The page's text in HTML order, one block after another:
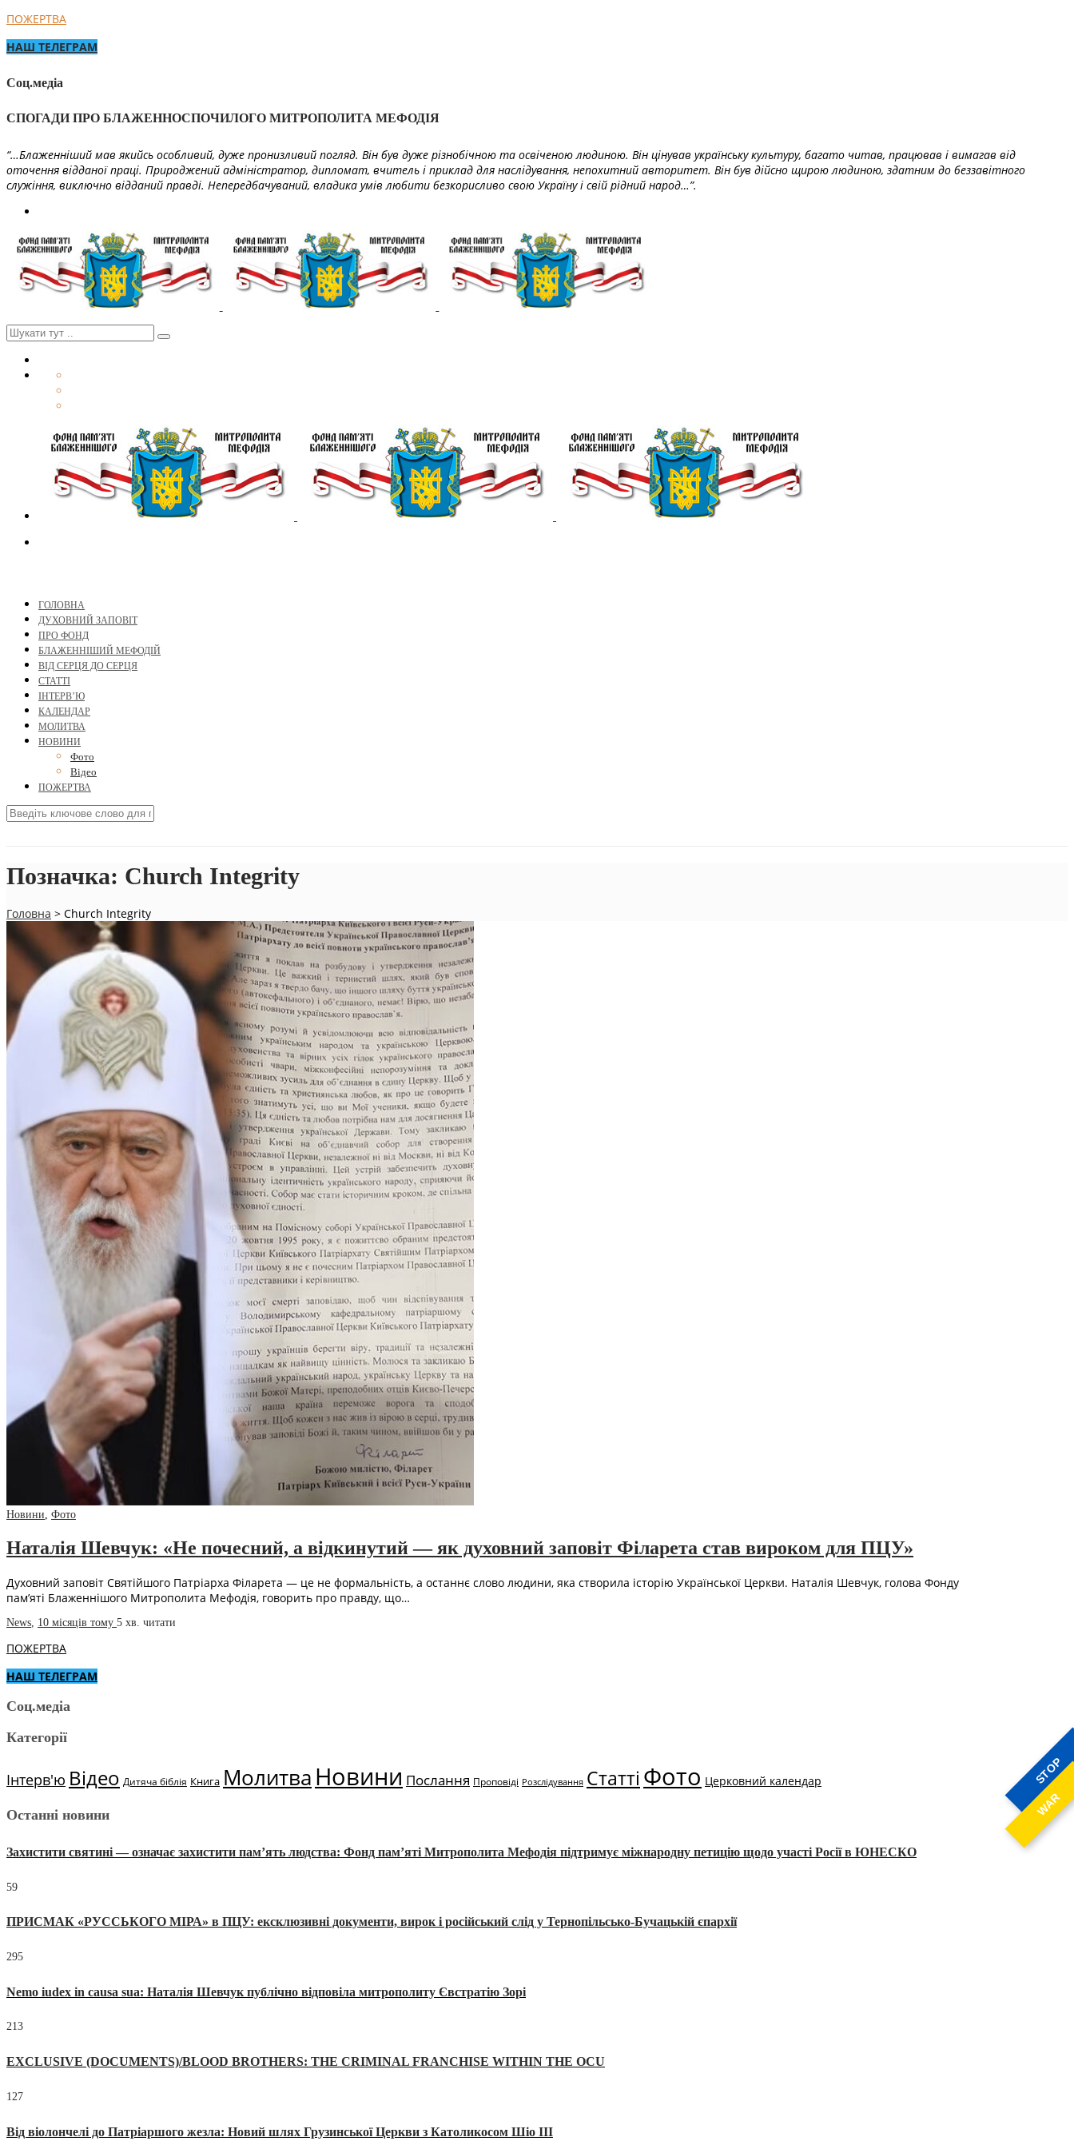
STOP
WAR
ПОЖЕРТВА
НАШ ТЕЛЕГРАМ
Соц.медіа
СПОГАДИ ПРО БЛАЖЕННОСПОЧИЛОГО МИТРОПОЛИТА МЕФОДІЯ
“…Блаженніший мав якийсь особливий, дуже пронизливий погляд. Він був дуже різнобічною та освіченою людиною. Він цінував українську культуру, багато читав, працював і вимагав від
оточення відданої праці. Природжений адміністратор, дипломат, вчитель і приклад для наслідування, непохитний авторитет. Він був дійсно щирою людиною, здатним до беззавітного
служіння, виключно відданий правді. Непередбачуваний, владика умів любити безкорисливо свою Україну і свій рідний народ…”.
ГОЛОВНА
ДУХОВНИЙ ЗАПОВІТ
ПРО ФОНД
БЛАЖЕННІШИЙ МЕФОДІЙ
ВІД СЕРЦЯ ДО СЕРЦЯ
СТАТТІ
ІНТЕРВ’Ю
КАЛЕНДАР
МОЛИТВА
НОВИНИ
Фото
Відео
ПОЖЕРТВА
Позначка: Church Integrity
Головна > Church Integrity
Новини, Фото
Наталія Шевчук: «Не почесний, а відкинутий — як духовний заповіт Філарета став вироком для ПЦУ»
Духовний заповіт Святійшого Патріарха Філарета — це не формальність, а останнє слово людини, яка створила історію Української Церкви. Наталія Шевчук, голова Фонду
пам’яті Блаженнішого Митрополита Мефодія, говорить про правду, що…
News, 10 місяців тому 5 хв. читати
ПОЖЕРТВА
НАШ ТЕЛЕГРАМ
Соц.медіа
Категорії
Інтерв'ю Відео Дитяча біблія Книга МолитваНовини Послання Проповіді Розслідування Статті Фото Церковний календар
Останні новини
Захистити святині — означає захистити пам’ять людства: Фонд пам’яті Митрополита Мефодія підтримує міжнародну петицію щодо участі Росії в ЮНЕСКО
59
ПРИСМАК «РУССЬКОГО МІРА» в ПЦУ: ексклюзивні документи, вирок і російський слід у Тернопільсько-Бучацькій єпархії
295
Nemo iudex in causa sua: Наталія Шевчук публічно відповіла митрополиту Євстратію Зорі
213
EXCLUSIVE (DOCUMENTS)/BLOOD BROTHERS: THE CRIMINAL FRANCHISE WITHIN THE OCU
127
Від віолончелі до Патріаршого жезла: Новий шлях Грузинської Церкви з Католикосом Шіо III